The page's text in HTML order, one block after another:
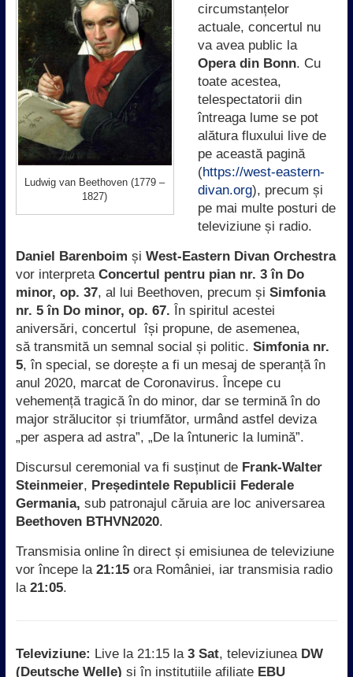
Ludwig van Beethoven (1779 –
1827)
circumstanțelor
actuale, concertul nu
va avea public la
Opera din Bonn. Cu
toate acestea,
telespectatorii din
întreaga lume se pot
alătura fluxului live de
pe această pagină
(https://west-eastern-
divan.org), precum și
pe mai multe posturi de
televiziune și radio.
Daniel Barenboim și West-Eastern Divan Orchestra
vor interpreta Concertul pentru pian nr. 3 în Do
minor, op. 37, al lui Beethoven, precum și Simfonia
nr. 5 în Do minor, op. 67. În spiritul acestei
aniversări, concertul își propune, de asemenea,
să transmită un semnal social și politic. Simfonia nr.
5, în special, se dorește a fi un mesaj de speranță în
anul 2020, marcat de Coronavirus. Începe cu
vehemență tragică în do minor, dar se termină în do
major strălucitor și triumfător, urmând astfel deviza
„per aspera ad astra”, „De la întuneric la lumină”.
Discursul ceremonial va fi susținut de Frank-Walter
Steinmeier, Președintele Republicii Federale
Germania, sub patronajul căruia are loc aniversarea
Beethoven BTHVN2020.
Transmisia online în direct și emisiunea de televiziune
vor începe la 21:15ora României, iar transmisia radio
la 21:05.
Televiziune: Live la 21:15 la 3 Sat, televiziunea DW
(Deutsche Welle) și în instituțiile afiliate EBU